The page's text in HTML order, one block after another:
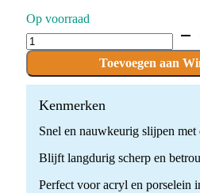
Op voorraad
D.850.014.G.HP
x
boren
quantity
Toevoegen aan
Kenmerken
Snel en nauwkeurig slijpen
Blijft langdurig scherp en
Perfect voor acryl en porselein